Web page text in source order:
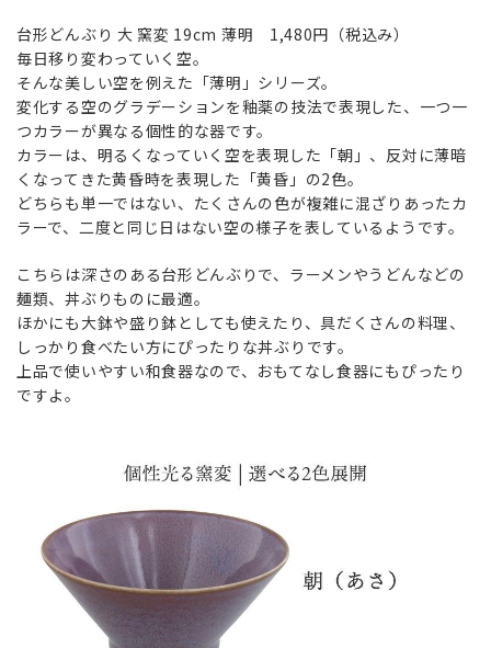
台形どんぶり 大 窯変 19cm 薄明 1,480円（税込み）
毎日移り変わっていく空。
そんな美しい空を例えた「薄明」シリーズ。
変化する空のグラデーションを釉薬の技法で表現した、一つ一
つカラーが異なる個性的な器です。
カラーは、明るくなっていく空を表現した「朝」、反対に薄暗
くなってきた黄昏時を表現した「黄昏」の2色。
どちらも単一ではない、たくさんの色が複雑に混ざりあったカ
ラーで、二度と同じ日はない空の様子を表しているようです。
こちらは深さのある台形どんぶりで、ラーメンやうどんなどの
麺類、丼ぶりものに最適。
ほかにも大鉢や盛り鉢としても使えたり、具だくさんの料理、
しっかり食べたい方にぴったりな丼ぶりです。
上品で使いやすい和食器なので、おもてなし食器にもぴったり
ですよ。